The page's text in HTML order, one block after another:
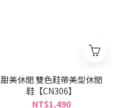
甜美休閒 雙色鞋帶美型休閒
鞋【CN306】
NT$1,490